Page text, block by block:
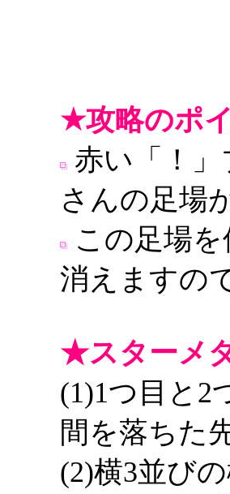
★攻略のポ
赤い「！
さんの足場
この足場
消えますの
★スターメ
(1)1つ目と2
間を落ちた
(2)横3並び